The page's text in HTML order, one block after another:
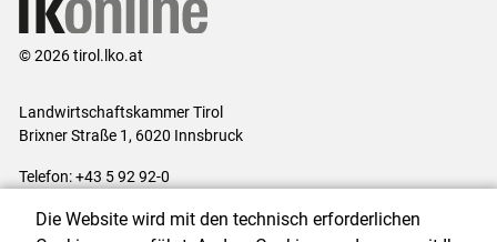
© 2026 tirol.lko.at
Landwirtschaftskammer Tirol
Brixner Straße 1, 6020 Innsbruck
Telefon: +43 5 92 92-0
Die Website wird mit den technisch erforderlichen